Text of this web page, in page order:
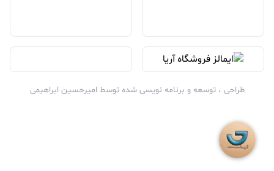
طراحی ، توسعه و برنامه نویسی شده توسط امیرحسین ابراهیمی